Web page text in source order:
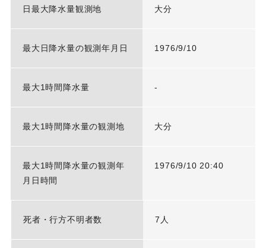
日最大降水量観測地 大分
最大日降水量の観測年月日 1976/9/10
最大1時間降水量 -
最大1時間降水量の観測地 大分
最大1時間降水量の観測年
月日時間
1976/9/10 20:40
死者・行方不明者数 7人